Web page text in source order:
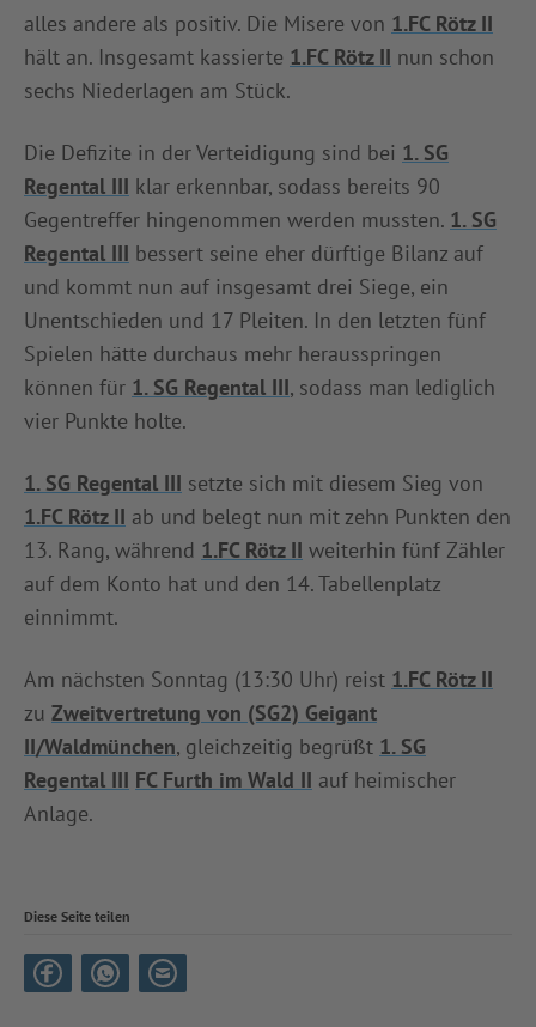
alles andere als positiv. Die Misere von 1.FC Rötz II
hält an. Insgesamt kassierte 1.FC Rötz II nun schon
sechs Niederlagen am Stück.
Die Defizite in der Verteidigung sind bei 1. SG
Regental III klar erkennbar, sodass bereits 90
Gegentreffer hingenommen werden mussten. 1. SG
Regental III bessert seine eher dürftige Bilanz auf
und kommt nun auf insgesamt drei Siege, ein
Unentschieden und 17 Pleiten. In den letzten fünf
Spielen hätte durchaus mehr herausspringen
können für 1. SG Regental III, sodass man lediglich
vier Punkte holte.
1. SG Regental III setzte sich mit diesem Sieg von
1.FC Rötz II ab und belegt nun mit zehn Punkten den
13. Rang, während 1.FC Rötz II weiterhin fünf Zähler
auf dem Konto hat und den 14. Tabellenplatz
einnimmt.
Am nächsten Sonntag (13:30 Uhr) reist 1.FC Rötz II
zu Zweitvertretung von (SG2) Geigant
II/Waldmünchen, gleichzeitig begrüßt 1. SG
Regental III FC Furth im Wald II auf heimischer
Anlage.
Diese Seite teilen